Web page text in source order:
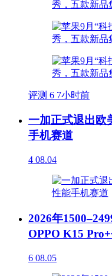
评测 6 7小时前
一加正式退出欧
手机赛道
4 08.04
2026年
OPPO K15
6 08.05